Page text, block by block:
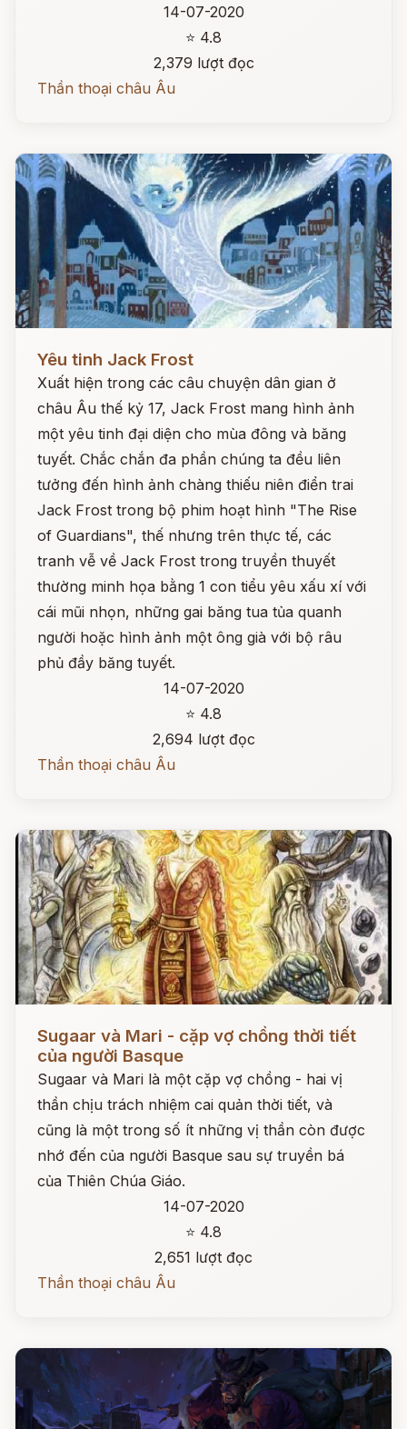
14-07-2020
⭐ 4.8
2,379 lượt đọc
Thần thoại châu Âu
Yêu tinh Jack Frost
Xuất hiện trong các câu chuyện dân gian ở
châu Âu thế kỷ 17, Jack Frost mang hình ảnh
một yêu tinh đại diện cho mùa đông và băng
tuyết. Chắc chắn đa phần chúng ta đều liên
tưởng đến hình ảnh chàng thiếu niên điển trai
Jack Frost trong bộ phim hoạt hình "The Rise
of Guardians", thế nhưng trên thực tế, các
tranh vễ về Jack Frost trong truyền thuyết
thường minh họa bằng 1 con tiểu yêu xấu xí với
cái mũi nhọn, những gai băng tua tủa quanh
người hoặc hình ảnh một ông già với bộ râu
phủ đầy băng tuyết.
14-07-2020
⭐ 4.8
2,694 lượt đọc
Thần thoại châu Âu
Sugaar và Mari - cặp vợ chồng thời tiết
của người Basque
Sugaar và Mari là một cặp vợ chồng - hai vị
thần chịu trách nhiệm cai quản thời tiết, và
cũng là một trong số ít những vị thần còn được
nhớ đến của người Basque sau sự truyền bá
của Thiên Chúa Giáo.
14-07-2020
⭐ 4.8
2,651 lượt đọc
Thần thoại châu Âu